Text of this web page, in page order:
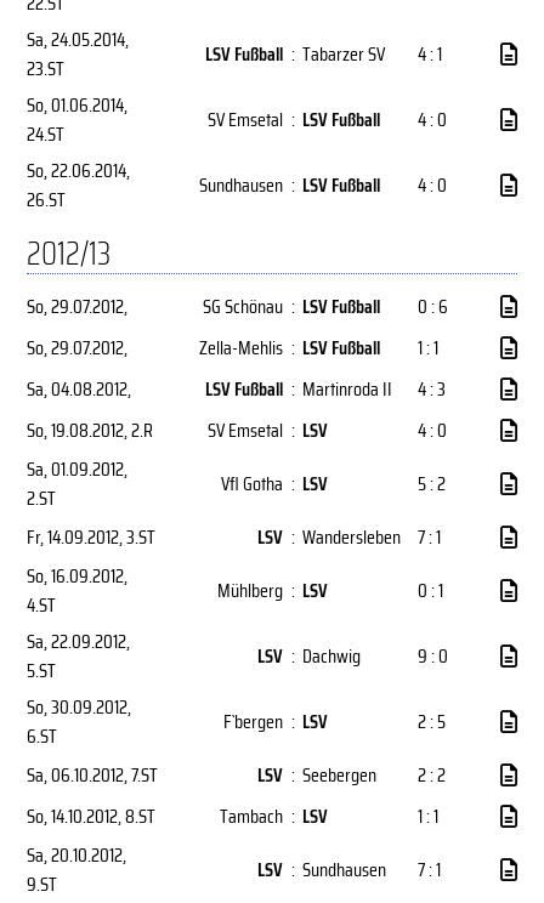
Sa, 24.05.2014,
23.ST
LSV Fußball : Tabarzer SV
4 : 1
So, 01.06.2014,
24.ST
SV Emsetal : LSV Fußball
4 : 0
So, 22.06.2014,
26.ST
Sundhausen : LSV Fußball 4 : 0
2012/13
So, 29.07.2012, SG Schönau : LSV Fußball
0 : 6
So, 29.07.2012, Zella-Mehlis : LSV Fußball
1 : 1
Sa, 04.08.2012, LSV Fußball : Martinroda II
4 : 3
So, 19.08.2012, 2.R SV Emsetal : LSV
4 : 0
Sa, 01.09.2012,
2.ST
Vfl Gotha : LSV
5 : 2
Fr, 14.09.2012, 3.ST LSV : Wandersleben 7 : 1
So, 16.09.2012,
4.ST
Mühlberg : LSV
0 : 1
Sa, 22.09.2012,
5.ST
LSV : Dachwig
9 : 0
So, 30.09.2012,
6.ST
F`bergen : LSV
2 : 5
Sa, 06.10.2012, 7.ST LSV : Seebergen
2 : 2
So, 14.10.2012, 8.ST Tambach : LSV
1 : 1
Sa, 20.10.2012,
9.ST
LSV : Sundhausen
7 : 1